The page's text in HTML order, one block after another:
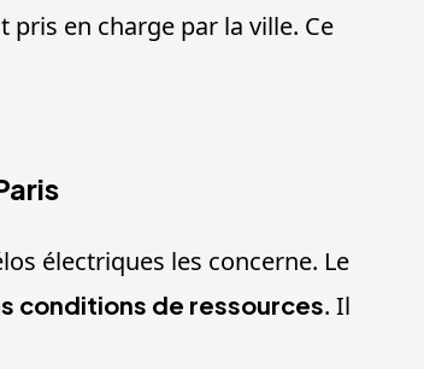
pris en charge par la ville. Ce
électriques les concerne. Le
conditions de ressources. Il